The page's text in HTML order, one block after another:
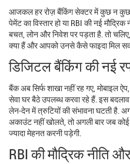
आजकल हर रोज़ बैंकिंग सेक्टर में कुछ न कुछ
पेमेंट का विस्तार हो या RBI की नई
बचत, लोन और निवेश पर पड़ता है. तो
क्या हैं और आपको उनसे कैसे फाइदा मिल
डिजिटल बैंकिंग की नई
बैंक अब सिर्फ शाखा नहीं रह गए, मोबाइल
सेवा घर बैठे उपलब्ध करवा रहे हैं. इस
लेन‑देन में त्रुटियों की संभावना घटती
अकाउंट नहीं खोलते, तो अगली बार जब
ज्यादा मेहनत करनी पड़ेगी.
RBI की मौद्रिक नीति